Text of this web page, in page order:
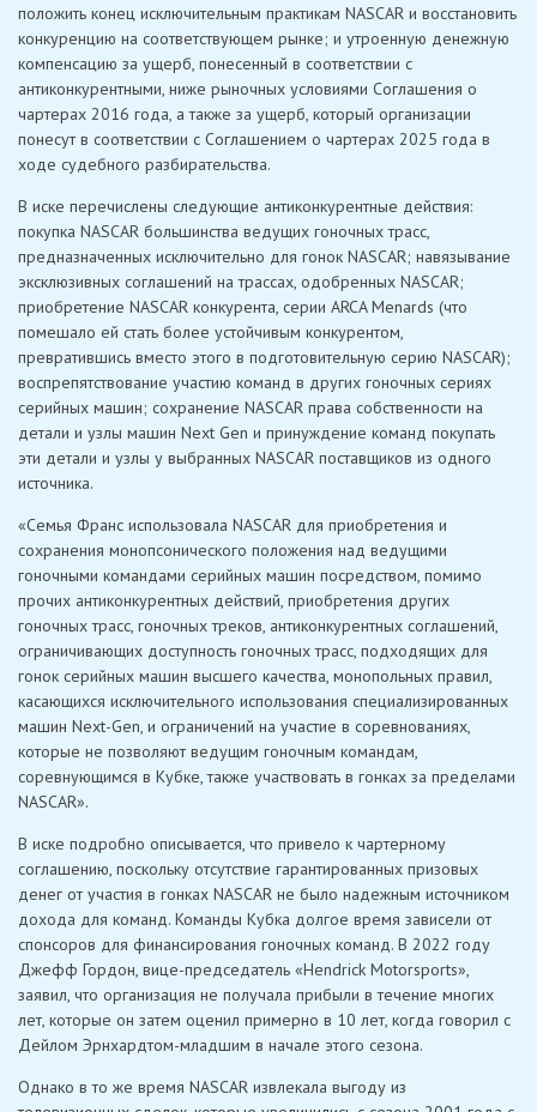
положить конец исключительным практикам NASCAR и восстановить
конкуренцию на соответствующем рынке; и утроенную денежную
компенсацию за ущерб, понесенный в соответствии с
антиконкурентными, ниже рыночных условиями Соглашения о
чартерах 2016 года, а также за ущерб, который организации
понесут в соответствии с Соглашением о чартерах 2025 года в
ходе судебного разбирательства.
В иске перечислены следующие антиконкурентные действия:
покупка NASCAR большинства ведущих гоночных трасс,
предназначенных исключительно для гонок NASCAR; навязывание
эксклюзивных соглашений на трассах, одобренных NASCAR;
приобретение NASCAR конкурента, серии ARCA Menards (что
помешало ей стать более устойчивым конкурентом,
превратившись вместо этого в подготовительную серию NASCAR);
воспрепятствование участию команд в других гоночных сериях
серийных машин; сохранение NASCAR права собственности на
детали и узлы машин Next Gen и принуждение команд покупать
эти детали и узлы у выбранных NASCAR поставщиков из одного
источника.
«Семья Франс использовала NASCAR для приобретения и
сохранения монопсонического положения над ведущими
гоночными командами серийных машин посредством, помимо
прочих антиконкурентных действий, приобретения других
гоночных трасс, гоночных треков, антиконкурентных соглашений,
ограничивающих доступность гоночных трасс, подходящих для
гонок серийных машин высшего качества, монопольных правил,
касающихся исключительного использования специализированных
машин Next-Gen, и ограничений на участие в соревнованиях,
которые не позволяют ведущим гоночным командам,
соревнующимся в Кубке, также участвовать в гонках за пределами
NASCAR».
В иске подробно описывается, что привело к чартерному
соглашению, поскольку отсутствие гарантированных призовых
денег от участия в гонках NASCAR не было надежным источником
дохода для команд. Команды Кубка долгое время зависели от
спонсоров для финансирования гоночных команд. В 2022 году
Джефф Гордон, вице-председатель «Hendrick Motorsports»,
заявил, что организация не получала прибыли в течение многих
лет, которые он затем оценил примерно в 10 лет, когда говорил с
Дейлом Эрнхардтом-младшим в начале этого сезона.
Однако в то же время NASCAR извлекала выгоду из